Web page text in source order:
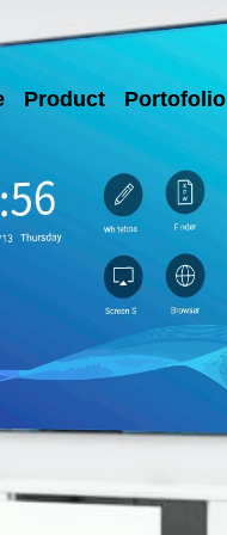
Product Portofolio